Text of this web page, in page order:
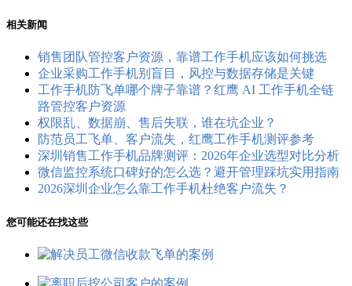
相关新闻
销售团队管控客户资源，靠谱工作手机应该如何挑选
企业采购工作手机别盲目，风控与数据存储是关键
工作手机防飞单哪个牌子靠谱？红鹰 AI 工作手机全链
路管控客户资源
权限乱、数据崩、售后失联，谁在坑企业？
防范员工飞单、客户流失，红鹰工作手机测评参考
深圳销售工作手机品牌测评：2026年企业选型对比分析
微信监控系统口碑好的怎么选？避开管理踩坑实用指南
2026深圳企业怎么靠工作手机杜绝客户流失？
您可能还在找这些